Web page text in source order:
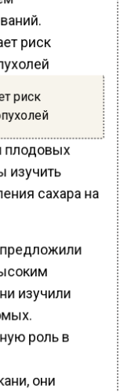
риск
плодовых
изучить
сахара на
изучили
роль в
они